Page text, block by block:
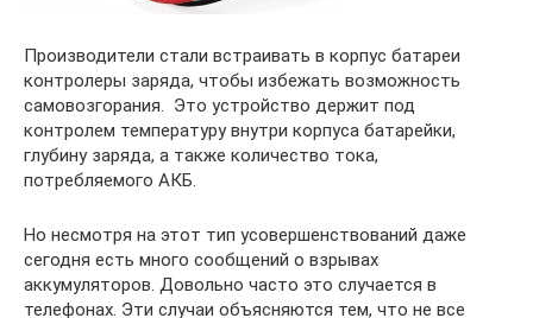
Производители стали встраивать в корпус батареи
контролеры заряда, чтобы избежать возможность
самовозгорания. Это устройство держит под
контролем температуру внутри корпуса батарейки,
глубину заряда, а также количество тока,
потребляемого АКБ.
Но несмотря на этот тип усовершенствований даже
сегодня есть много сообщений о взрывах
аккумуляторов. Довольно часто это случается в
телефонах. Эти случаи объясняются тем, что не все